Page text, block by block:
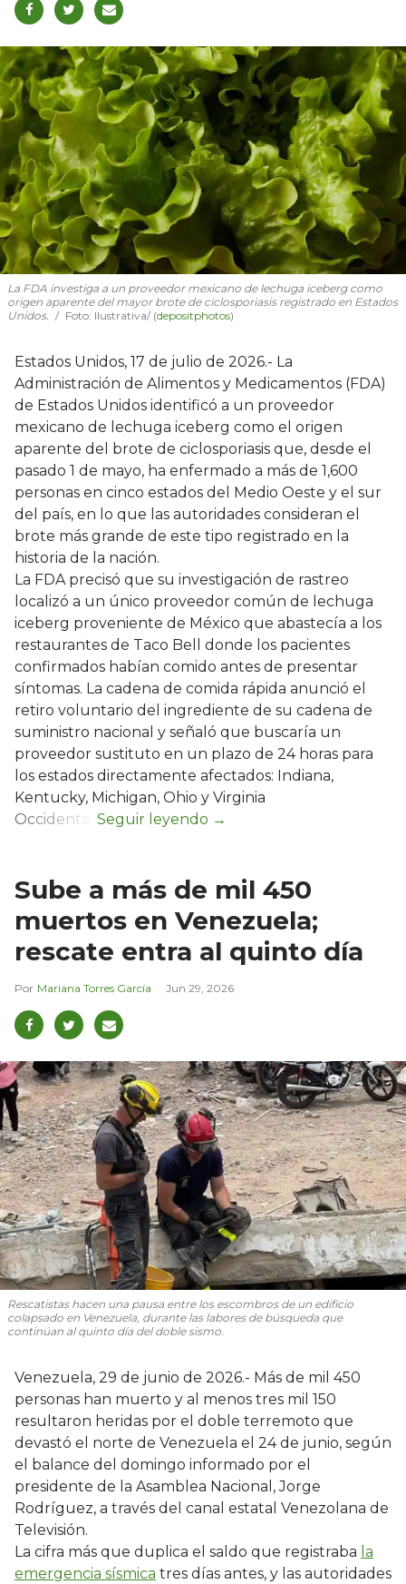
La FDA investiga a un proveedor mexicano de lechuga iceberg como
origen aparente del mayor brote de ciclosporiasis registrado en Estados
Unidos.
Foto: Ilustrativa/ (depositphotos)
Estados Unidos, 17 de julio de 2026.- La
Administración de Alimentos y Medicamentos (FDA)
de Estados Unidos identificó a un proveedor
mexicano de lechuga iceberg como el origen
aparente del brote de ciclosporiasis que, desde el
pasado 1 de mayo, ha enfermado a más de 1,600
personas en cinco estados del Medio Oeste y el sur
del país, en lo que las autoridades consideran el
brote más grande de este tipo registrado en la
historia de la nación.
La FDA precisó que su investigación de rastreo
localizó a un único proveedor común de lechuga
iceberg proveniente de México que abastecía a los
restaurantes de Taco Bell donde los pacientes
confirmados habían comido antes de presentar
síntomas. La cadena de comida rápida anunció el
retiro voluntario del ingrediente de su cadena de
suministro nacional y señaló que buscaría un
proveedor sustituto en un plazo de 24 horas para
los estados directamente afectados: Indiana,
Kentucky, Michigan, Ohio y Virginia
Occidental.
Sube a más de mil 450
muertos en Venezuela;
rescate entra al quinto día
Mariana Torres García Jun 29, 2026
Rescatistas hacen una pausa entre los escombros de un edificio
colapsado en Venezuela, durante las labores de búsqueda que
continúan al quinto día del doble sismo.
Venezuela, 29 de junio de 2026.- Más de mil 450
personas han muerto y al menos tres mil 150
resultaron heridas por el doble terremoto que
devastó el norte de Venezuela el 24 de junio, según
el balance del domingo informado por el
presidente de la Asamblea Nacional, Jorge
Rodríguez, a través del canal estatal Venezolana de
Televisión.
La cifra más que duplica el saldo que registraba la
emergencia sísmica tres días antes, y las autoridades